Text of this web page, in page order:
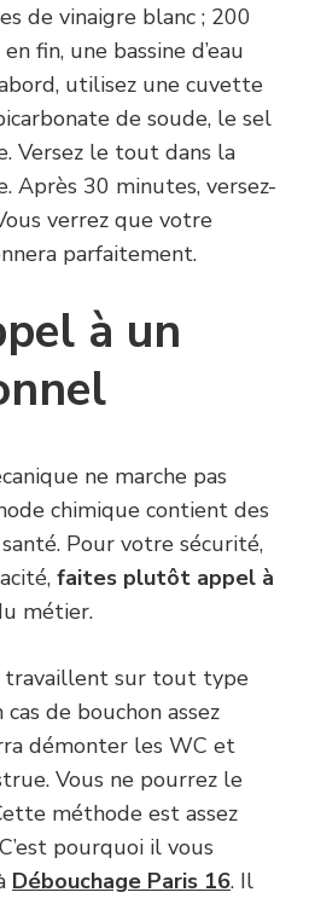
de vinaigre blanc ; 200
fin, une bassine d’eau
utilisez une cuvette
de soude, le sel
Versez le tout dans la
Après 30 minutes, versez-
verrez que votre
parfaitement.
à un
ne marche pas
chimique contient des
Pour votre sécurité,
faites plutôt appel à
métier.
travaillent sur tout type
de bouchon assez
démonter les WC et
Vous ne pourrez le
méthode est assez
pourquoi il vous
Débouchage Paris 16. Il